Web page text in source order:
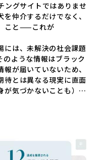
グサイトではありませ
仲介するだけでなく、
こと——これが
には、未解決の社会課題
ような情報はブラック
が届いていないため、
待とは異なる現実に直面
が気づかないことも）。
たり、またブリーダー
た問題は、消費者にと
自身にとっても非常に